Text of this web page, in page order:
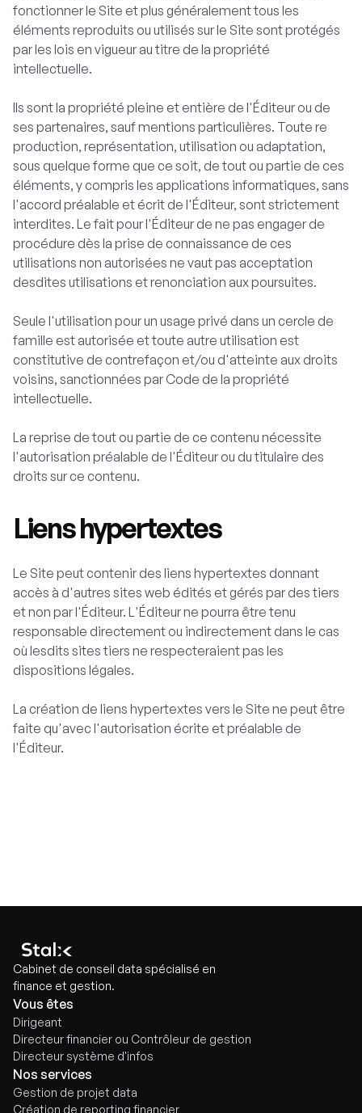
fonctionner le Site et plus généralement tous les
éléments reproduits ou utilisés sur le Site sont protégés
par les lois en vigueur au titre de la propriété
intellectuelle.
Ils sont la propriété pleine et entière de l'Éditeur ou de
ses partenaires, sauf mentions particulières. Toute re
production, représentation, utilisation ou adaptation,
sous quelque forme que ce soit, de tout ou partie de ces
éléments, y compris les applications informatiques, sans
l'accord préalable et écrit de l'Éditeur, sont strictement
interdites. Le fait pour l'Éditeur de ne pas engager de
procédure dès la prise de connaissance de ces
utilisations non autorisées ne vaut pas acceptation
desdites utilisations et renonciation aux poursuites.
Seule l'utilisation pour un usage privé dans un cercle de
famille est autorisée et toute autre utilisation est
constitutive de contrefaçon et/ou d'atteinte aux droits
voisins, sanctionnées par Code de la propriété
intellectuelle.
La reprise de tout ou partie de ce contenu nécessite
l'autorisation préalable de l'Éditeur ou du titulaire des
droits sur ce contenu.
Liens hypertextes
Le Site peut contenir des liens hypertextes donnant
accès à d'autres sites web édités et gérés par des tiers
et non par l'Éditeur. L'Éditeur ne pourra être tenu
responsable directement ou indirectement dans le cas
où lesdits sites tiers ne respecteraient pas les
dispositions légales.
La création de liens hypertextes vers le Site ne peut être
faite qu'avec l'autorisation écrite et préalable de
l'Éditeur.
Cabinet de conseil data spécialisé en
finance et gestion.
Vous êtes
Dirigeant
Directeur financier ou Contrôleur de gestion
Directeur système d'infos
Nos services
Gestion de projet data
Création de reporting financier